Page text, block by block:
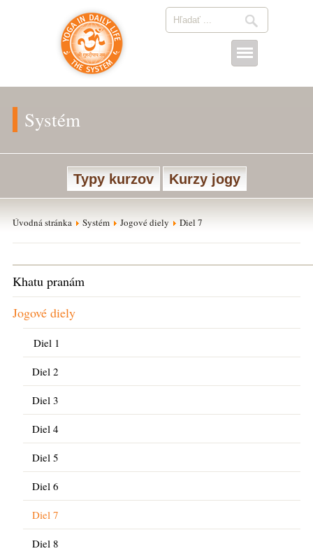
Systém
Typy kurzov Kurzy jogy
Úvodná stránka Systém Jogové diely Diel 7
Khatu pranám
Jogové diely
Diel 1
Diel 2
Diel 3
Diel 4
Diel 5
Diel 6
Diel 7
Diel 8